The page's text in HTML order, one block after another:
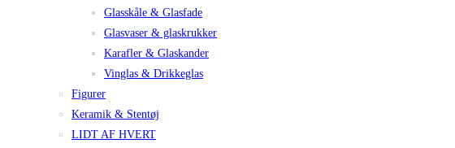
Glasskåle & Glasfade
Glasvaser & glaskrukker
Karafler & Glaskander
Vinglas & Drikkeglas
Figurer
Keramik & Stentøj
LIDT AF HVERT